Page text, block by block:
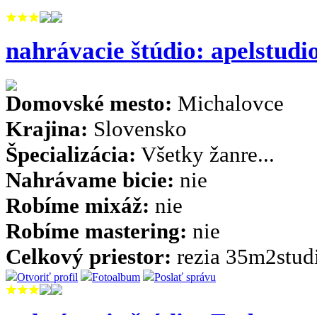
nahrávacie štúdio:
Domovské mesto: Michalovce
Krajina: Slovensko
Špecializácia: Všetky žanre...
Nahrávame bicie: nie
Robíme mixáž: nie
Robíme mastering: nie
Celkový priestor: rezia
Otvoriť profil Fotoalbum Poslať správu